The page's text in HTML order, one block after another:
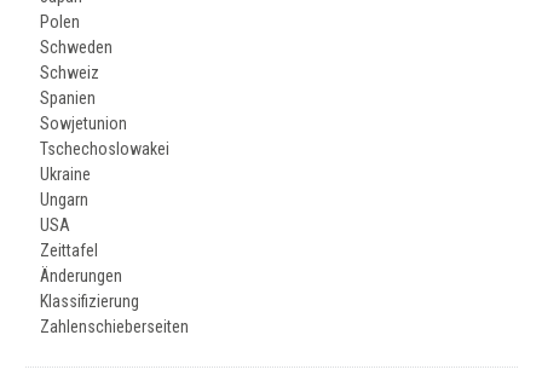
Polen
Schweden
Schweiz
Spanien
Sowjetunion
Tschechoslowakei
Ukraine
Ungarn
USA
Zeittafel
Änderungen
Klassifizierung
Zahlenschieberseiten